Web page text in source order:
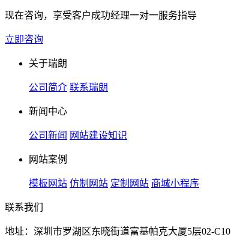
现在咨询，享受客户成功经理一对一服务指导
立即咨询
关于瑞朗
公司简介 联系瑞朗
新闻中心
公司新闻 网站建设知识
网站案例
模板网站 仿制网站 定制网站 商城小程序
联系我们
地址：深圳市罗湖区东晓街道富基帕克大厦5层02-C10